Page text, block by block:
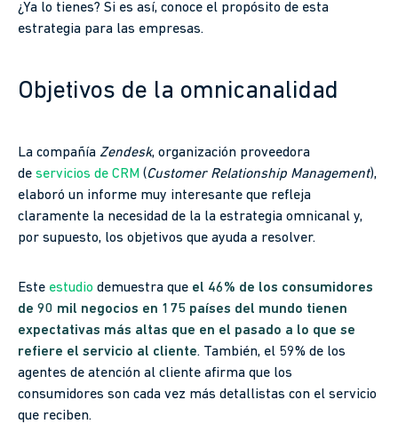
¿Ya lo tienes? Si es así, conoce el propósito de esta
estrategia para las empresas.
Objetivos de la omnicanalidad
La compañía Zendesk, organización proveedora
de servicios de CRM (Customer Relationship Management),
elaboró un informe muy interesante que refleja
claramente la necesidad de la la estrategia omnicanal y,
por supuesto, los objetivos que ayuda a resolver.
Este estudio demuestra que el 46% de los consumidores
de 90 mil negocios en 175 países del mundo tienen
expectativas más altas que en el pasado a lo que se
refiere el servicio al cliente. También, el 59% de los
agentes de atención al cliente afirma que los
consumidores son cada vez más detallistas con el servicio
que reciben.